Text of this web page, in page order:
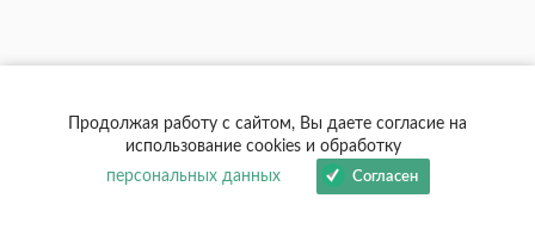
Где‑то я не дорабатываю…
Здравствуйте, уважаемый Сергей Николаевич! Пишет Вам
автор письма «История любящей женщины», чей опыт был
Продолжая работу с сайтом, Вы даете согласие на
использование cookies и обработку
персональных данных
Согласен